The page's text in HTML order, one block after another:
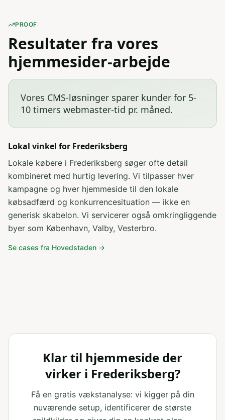
PROOF
Resultater fra vores
hjemmesider-arbejde
Vores CMS-løsninger sparer kunder for 5-
10 timers webmaster-tid pr. måned.
Lokal vinkel for Frederiksberg
Lokale købere i Frederiksberg søger ofte detail
kombineret med hurtig levering. Vi tilpasser hver
kampagne og hver hjemmeside til den lokale
købsadfærd og konkurrencesituation — ikke en
generisk skabelon. Vi servicerer også omkringliggende
byer som København, Valby, Vesterbro.
Se cases fra Hovedstaden →
Klar til hjemmeside der
virker i Frederiksberg?
Få en gratis vækstanalyse: vi kigger på din
nuværende setup, identificerer de største